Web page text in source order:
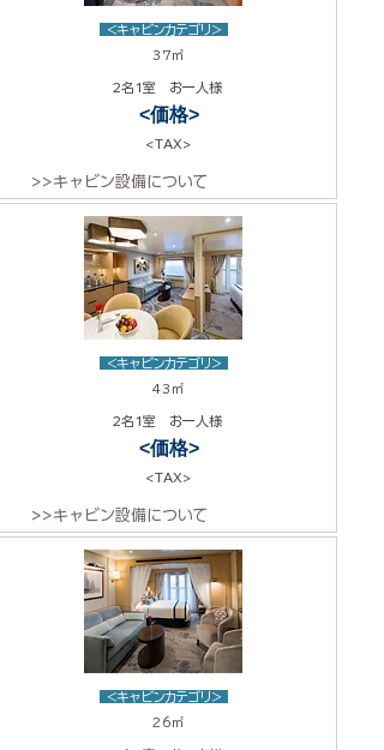
<キャビンカテゴリ>
37㎡
2名1室 お一人様
<価格>
<TAX>
>>キャビン設備について
<キャビンカテゴリ>
43㎡
2名1室 お一人様
<価格>
<TAX>
>>キャビン設備について
<キャビンカテゴリ>
26㎡